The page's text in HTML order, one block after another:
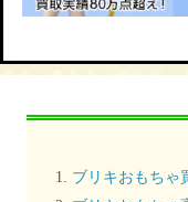
ブリキおもちゃ